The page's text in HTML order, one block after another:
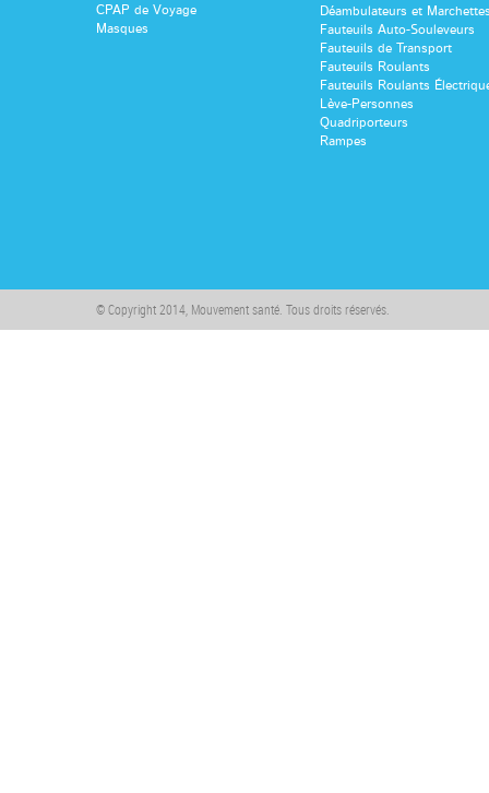
CPAP de Voyage
Masques
Déambulateurs et
Fauteuils Auto-Souleveurs
Fauteuils de Transport
Fauteuils Roulants
Fauteuils Roulants
Lève-Personnes
Quadriporteurs
Rampes
© Copyright 2014, Mouvement santé. Tous droits réservés.